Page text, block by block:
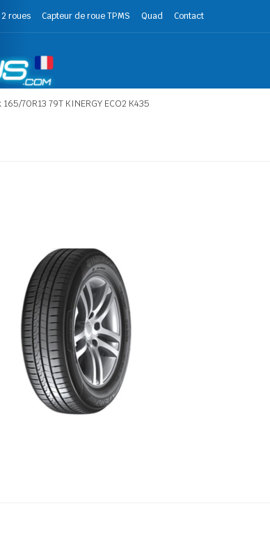
roues Capteur de roue TPMS Quad Contact
70R13 79T KINERGY ECO2 K435